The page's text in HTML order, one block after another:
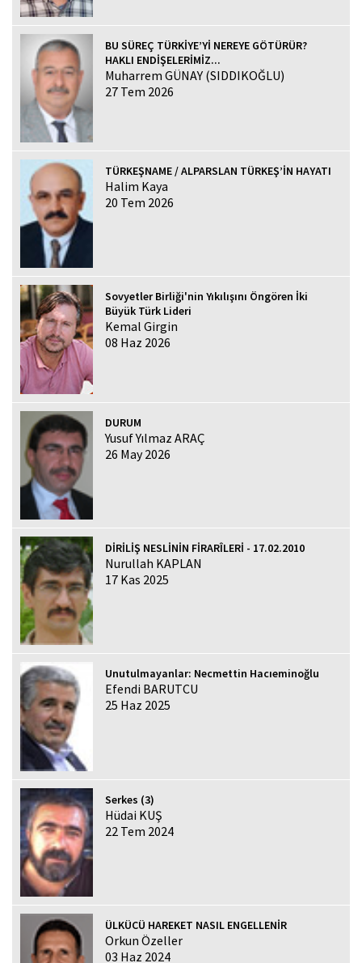
BU SÜREÇ TÜRKİYE’Yİ NEREYE GÖTÜRÜR?
HAKLI ENDİŞELERİMİZ...
Muharrem GÜNAY (SIDDIKOĞLU)
27 Tem 2026
TÜRKEŞNAME / ALPARSLAN TÜRKEŞ’İN HAYATI
Halim Kaya
20 Tem 2026
Sovyetler Birliği'nin Yıkılışını Öngören İki
Büyük Türk Lideri
Kemal Girgin
08 Haz 2026
DURUM
Yusuf Yılmaz ARAÇ
26 May 2026
DİRİLİŞ NESLİNİN FİRARÎLERİ - 17.02.2010
Nurullah KAPLAN
17 Kas 2025
Unutulmayanlar: Necmettin Hacıeminoğlu
Efendi BARUTCU
25 Haz 2025
Serkes (3)
Hüdai KUŞ
22 Tem 2024
ÜLKÜCÜ HAREKET NASIL ENGELLENİR
Orkun Özeller
03 Haz 2024